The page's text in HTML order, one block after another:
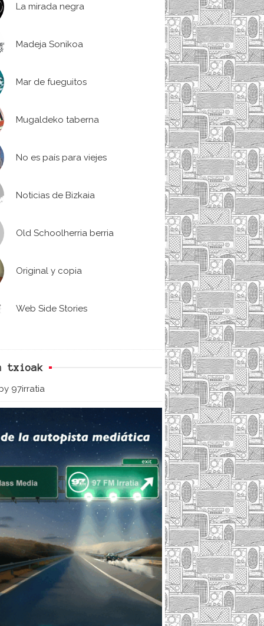
La mirada negra
Madeja Sonikoa
Mar de fueguitos
Mugaldeko taberna
No es país para viejes
Noticias de Bizkaia
Old Schoolherria berria
Original y copia
Web Side Stories
txioak
97irratia